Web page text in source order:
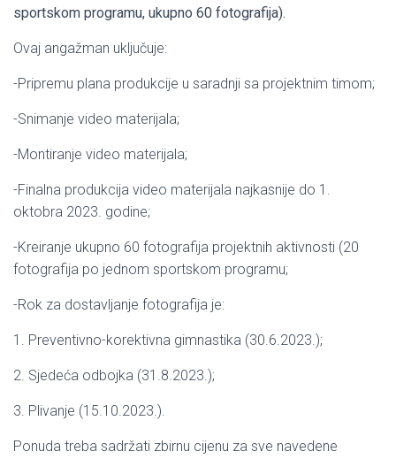
sportskom programu, ukupno 60 fotografija).
Ovaj angažman uključuje:
-Pripremu plana produkcije u saradnji sa projektnim timom;
-Snimanje video materijala;
-Montiranje video materijala;
-Finalna produkcija video materijala najkasnije do 1.
oktobra 2023. godine;
-Kreiranje ukupno 60 fotografija projektnih aktivnosti (20
fotografija po jednom sportskom programu;
-Rok za dostavljanje fotografija je:
1. Preventivno-korektivna gimnastika (30.6.2023.);
2. Sjedeća odbojka (31.8.2023.);
3. Plivanje (15.10.2023.).
Ponuda treba sadržati zbirnu cijenu za sve navedene